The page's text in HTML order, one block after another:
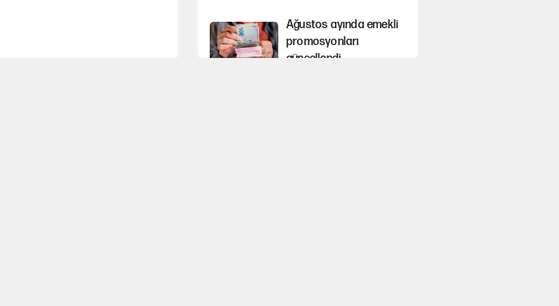
Ağustos ayında emekli
promosyonları
güncellendi